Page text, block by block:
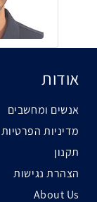
אודות
אנשים ומחשבים
מדיניות הפרטיות
תקנון
הצהרת נגישות
About Us